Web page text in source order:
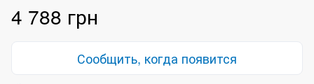
4 788 грн
Сообщить, когда появится